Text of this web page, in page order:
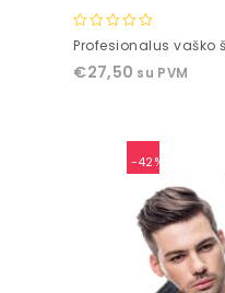
0
of
Profesionalus
€27,50 su PVM
-42%